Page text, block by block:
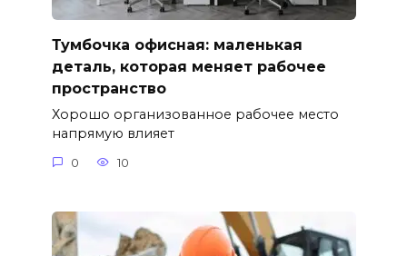
Тумбочка офисная: маленькая
деталь, которая меняет рабочее
пространство
Хорошо организованное рабочее место
напрямую влияет
0 10